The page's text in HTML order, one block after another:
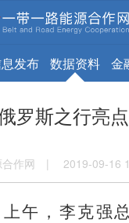
发布 数据资料 金
罗斯之行亮
合作网 | 2019-09-
上午，李克强